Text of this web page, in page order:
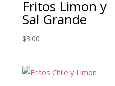
Fritos Limon y
Sal Grande
$3.00